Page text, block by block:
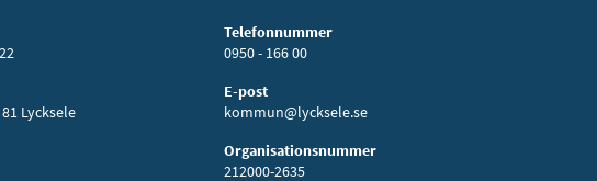
Lycksele
Telefonnummer
0950 - 166 00
E-post
kommun@lycksele.se
Organisationsnummer
212000-2635